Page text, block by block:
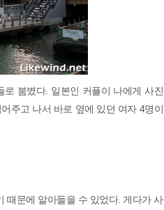
로 붐볐다. 일본인 커플이 나에게 사진
주고 나서 바로 옆에 있던 여자 4명이
때문에 알아들을 수 있었다. 게다가 사